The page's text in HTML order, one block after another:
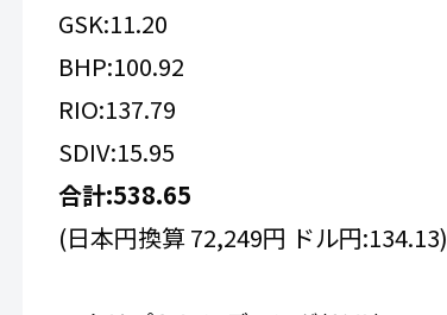
GSK:11.20
BHP:100.92
RIO:137.79
SDIV:15.95
合計:538.65
(日本円換算 72,249円 ドル円:134.13)